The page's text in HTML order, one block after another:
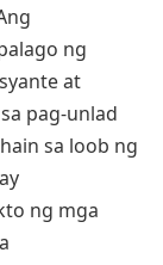
ng
at
pag-unlad
sa loob ng
ng mga